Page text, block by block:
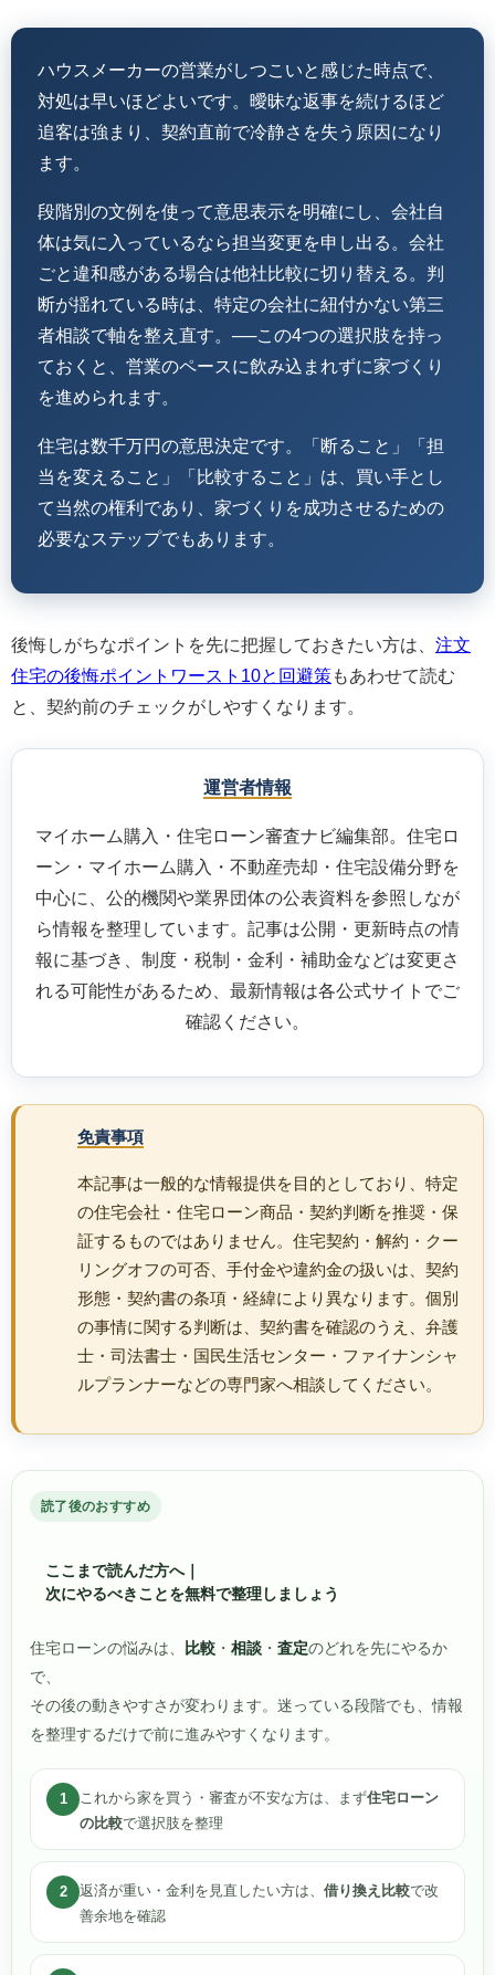
ハウスメーカーの営業がしつこいと感じた時点で、
対処は早いほどよいです。曖昧な返事を続けるほど
追客は強まり、契約直前で冷静さを失う原因になり
ます。
段階別の文例を使って意思表示を明確にし、会社自
体は気に入っているなら担当変更を申し出る。会社
ごと違和感がある場合は他社比較に切り替える。判
断が揺れている時は、特定の会社に紐付かない第三
者相談で軸を整え直す。──この4つの選択肢を持っ
ておくと、営業のペースに飲み込まれずに家づくり
を進められます。
住宅は数千万円の意思決定です。「断ること」「担
当を変えること」「比較すること」は、買い手とし
て当然の権利であり、家づくりを成功させるための
必要なステップでもあります。
後悔しがちなポイントを先に把握しておきたい方は、 注文
住宅の後悔ポイントワースト10と回避策もあわせて読む
と、契約前のチェックがしやすくなります。
運営者情報
マイホーム購入・住宅ローン審査ナビ編集部。住宅ロ
ーン・マイホーム購入・不動産売却・住宅設備分野を
中心に、公的機関や業界団体の公表資料を参照しなが
ら情報を整理しています。記事は公開・更新時点の情
報に基づき、制度・税制・金利・補助金などは変更さ
れる可能性があるため、最新情報は各公式サイトでご
確認ください。
免責事項
本記事は一般的な情報提供を目的としており、特定
の住宅会社・住宅ローン商品・契約判断を推奨・保
証するものではありません。住宅契約・解約・クー
リングオフの可否、手付金や違約金の扱いは、契約
形態・契約書の条項・経緯により異なります。個別
の事情に関する判断は、契約書を確認のうえ、弁護
士・司法書士・国民生活センター・ファイナンシャ
ルプランナーなどの専門家へ相談してください。
読了後のおすすめ
ここまで読んだ方へ｜
次にやるべきことを無料で整理しましょう
住宅ローンの悩みは、 比較 ・ 相談 ・ 査定のどれを先にやるか
で、
その後の動きやすさが変わります。迷っている段階でも、情報
を整理するだけで前に進みやすくなります。
1 これから家を買う・審査が不安な方は、まず住宅ローン
の比較で選択肢を整理
2 返済が重い・金利を見直したい方は、 借り換え比較で改
善余地を確認